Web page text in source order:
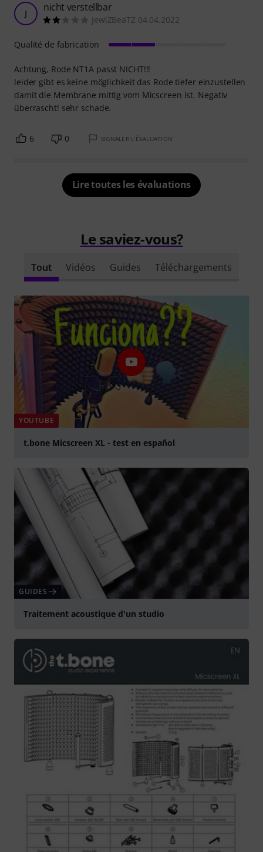
J nicht verstellbar
JewlZBeaTZ 04.04.2022
Achtung, Rode NT1A passt NICHT!!!
leider gibt es keine möglichkeit das Rode tiefer einzustellen
damit die Membrane mittig vom Micscreen ist. Negativ
überrascht! sehr schade.
Qualité de fabrication
6 0 SIGNALER L'ÉVALUATION
Lire toutes les évaluations
Le saviez-vous?
Tout Vidéos Guides Téléchargements
YOUTUBE
t.bone Micscreen XL - test en español
GUIDES
Traitement acoustique d'un studio